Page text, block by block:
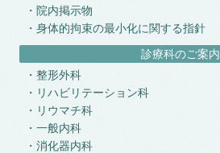
院内掲示物
身体的拘束の最小化に関する指針
診療科のご案内
整形外科
リハビリテーション科
リウマチ科
一般内科
消化器内科